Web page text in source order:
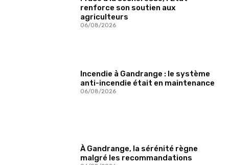
renforce son soutien aux
agriculteurs
06/08/2026
Incendie à Gandrange : le système
anti-incendie était en maintenance
06/08/2026
À Gandrange, la sérénité règne
malgré les recommandations